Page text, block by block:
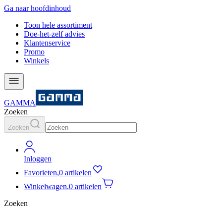
Ga naar hoofdinhoud
Toon hele assortiment
Doe-het-zelf advies
Klantenservice
Promo
Winkels
GAMMA
Zoeken
Zoeken
Inloggen
Favorieten,0 artikelen
Winkelwagen,0 artikelen
Zoeken